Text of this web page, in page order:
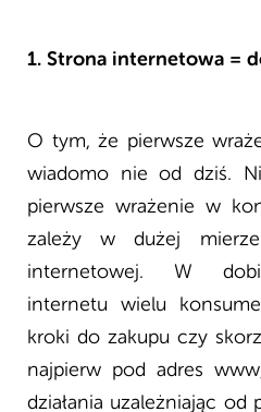
1. Strona internetowa =
O tym, że pierwsze
wiadomo nie od dziś.
pierwsze wrażenie w
zależy w dużej
internetowej. W
internetu wielu
kroki do zakupu czy
najpierw pod adres
działania uzależniając od